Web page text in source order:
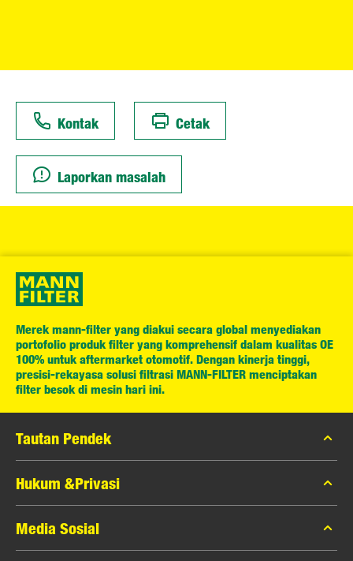
Kontak Cetak
Laporkan masalah
Merek mann-filter yang diakui secara global menyediakan
portofolio produk filter yang komprehensif dalam kualitas OE
100% untuk aftermarket otomotif. Dengan kinerja tinggi,
presisi-rekayasa solusi filtrasi MANN-FILTER menciptakan
filter besok di mesin hari ini.
Tautan Pendek
Katalog MANN-FILTER
Pencari MANN-FILTER
Peras
Hukum &Privasi
Privasi Data
Pemberitahuan Hukum
Media Sosial